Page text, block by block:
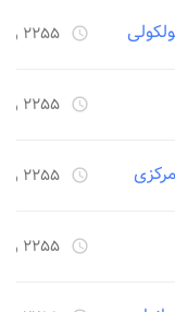
access_time ۲۲۵۵ روز قبل
access_time ۲۲۵۵ روز قبل
access_time ۲۲۵۵ روز قبل
access_time ۲۲۵۵ روز قبل